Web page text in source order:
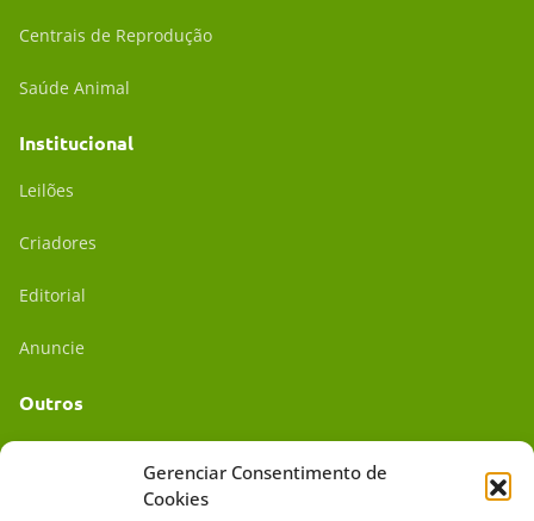
Gerenciar Consentimento de
Cookies
Centrais de Reprodução
Saúde Animal
Institucional
Leilões
Criadores
Editorial
Anuncie
Outros